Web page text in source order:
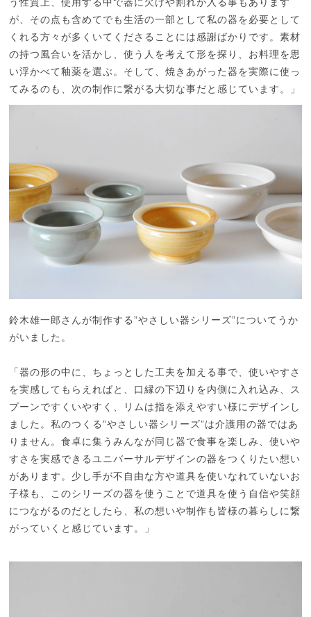
が、その点も含めてでも生活の一部として私の器を必要として
くれる方々が多くいてくださることには感謝ばかりです。素材
の持つ風合いを活かし、使う人を考えて形を探り、お料理を思
い浮かべて釉薬を選ぶ。そして、焼きあがった器を実際に使っ
てみるのも、次の制作に繋がる大切な事だと感じています。」
鈴木雄一郎さんが制作する”やさしい器シリーズ”についてうか
がいました。
「器の形の中に、ちょっとした工夫を加える事で、使いやすさ
を実感してもらえればと、口縁の下辺りを内側に入れ込み、ス
プーンですくいやすく、リムは指を添えやすい様にデザインし
ました。私のつくる”やさしい器シリーズ”は介護用の器ではあ
りません。食卓に集うみんなが同じ器で食事を楽しみ、使いや
すさを実感できるユニバーサルデザインの器をつくりたい想い
があります。少し手が不自由な方や道具を使いなれていないお
子様も、このシリーズの器を使うことで道具を使う自信や笑顔
につながるのだとしたら、私の想いや制作も皆様の暮らしに繋
がっていくと感じています。」